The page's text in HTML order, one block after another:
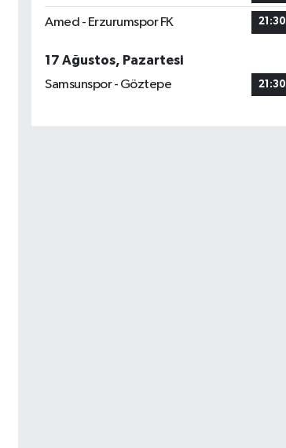
Amed - Erzurumspor FK 21:30
17 Ağustos, Pazartesi
Samsunspor - Göztepe
21:30